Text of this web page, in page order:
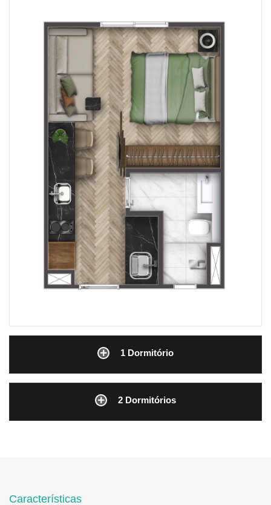
1 Dormitório
2 Dormitórios
Características